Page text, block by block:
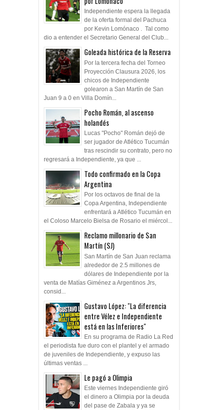
Independiente espera la llegada
de la oferta formal del Pachuca
por Kevin Lomónaco . Tal como
dio a entender el Secretario General del Club...
Goleada histórica de la Reserva
Por la tercera fecha del Torneo
Proyección Clausura 2026, los
chicos de Independiente
golearon a San Martín de San
Juan 9 a 0 en Villa Domín...
Pocho Román, al ascenso
holandés
Lucas "Pocho" Román dejó de
ser jugador de Atlético Tucumán
tras rescindir su contrato, pero no
regresará a Independiente, ya que ...
Todo confirmado en la Copa
Argentina
Por los octavos de final de la
Copa Argentina, Independiente
enfrentará a Atlético Tucumán en
el Coloso Marcelo Bielsa de Rosario el miércol...
Reclamo millonario de San
Martín (SJ)
San Martín de San Juan reclama
alrededor de 2.5 millones de
dólares de Independiente por la
venta de Matías Giménez a Argentinos Jrs,
consid...
Gustavo López: "La diferencia
entre Vélez e Independiente
está en las Inferiores"
En su programa de Radio La Red
el periodista fue duro con el plantel y el armado
de juveniles de Independiente, y expuso las
últimas ventas ...
Le pagó a Olimpia
Este viernes Independiente giró
el dinero a Olimpia por la deuda
del pase de Zabala y ya se